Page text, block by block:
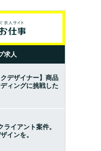
求人
クデザイナー】商品
ィングに挑戦した
ライアント案件。
インを。